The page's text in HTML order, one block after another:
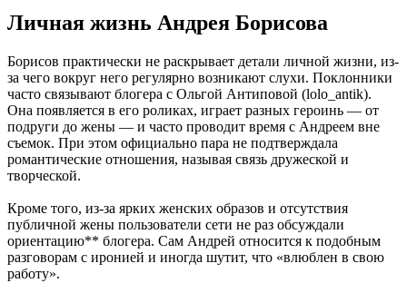
Личная жизнь Андрея Борисова
Борисов практически не раскрывает детали личной жизни, из-
за чего вокруг него регулярно возникают слухи. Поклонники
часто связывают блогера с Ольгой Антиповой (lolo_antik).
Она появляется в его роликах, играет разных героинь — от
подруги до жены — и часто проводит время с Андреем вне
съемок. При этом официально пара не подтверждала
романтические отношения, называя связь дружеской и
творческой.
Кроме того, из-за ярких женских образов и отсутствия
публичной жены пользователи сети не раз обсуждали
ориентацию** блогера. Сам Андрей относится к подобным
разговорам с иронией и иногда шутит, что «влюблен в свою
работу».